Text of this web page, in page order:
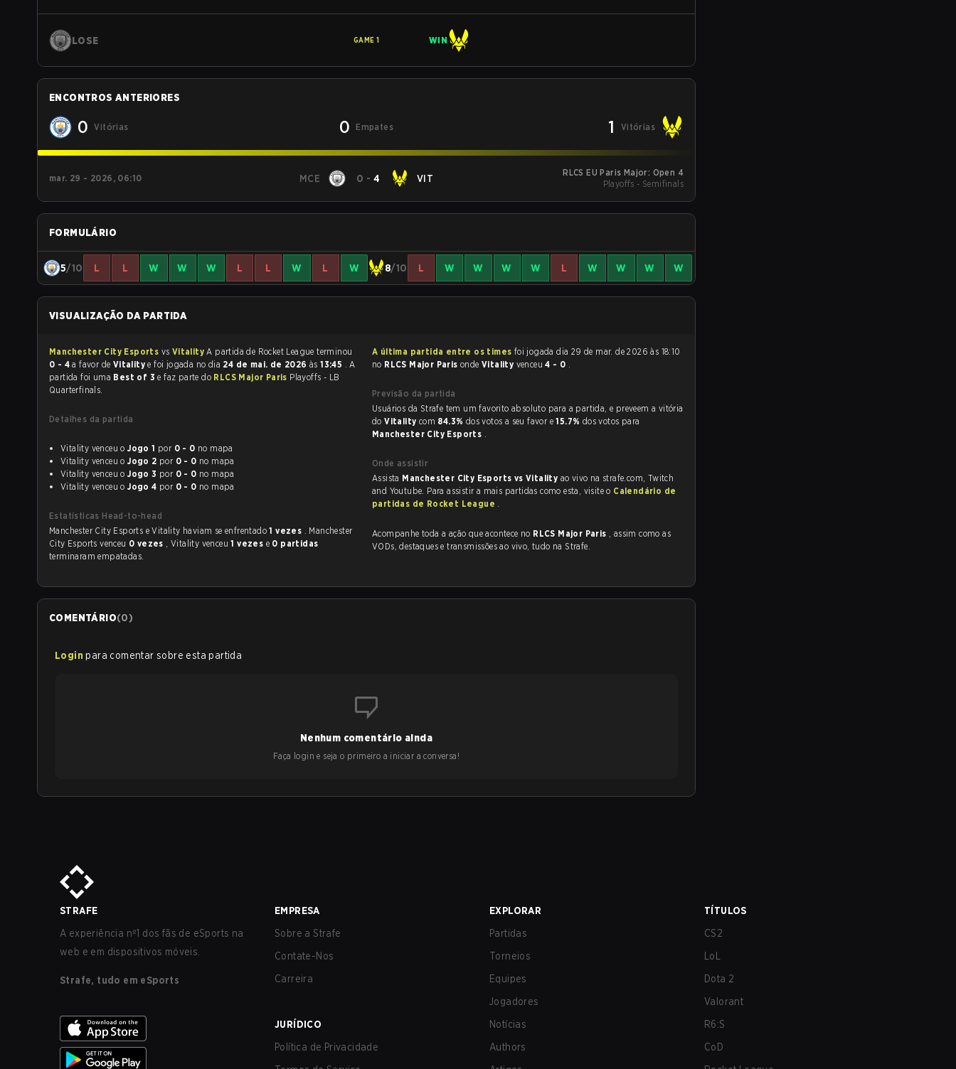
LOSE GAME 1 WIN
ENCONTROS ANTERIORES
0 Vitórias 0 Empates 1 Vitórias
mar. 29 - 2026, 06:10 MCE 0 -4 VIT
RLCS EU Paris Major: Open 4
Playoffs - Semifinals
FORMULÁRIO
5/10 L L W W W L L W L W 8/10 L W W W W L W W W W
VISUALIZAÇÃO DA PARTIDA
Manchester City Esports vs Vitality
A partida de Rocket League terminou
0 - 4 a favor de Vitality e foi jogada no dia 24 de mai. de 2026 às13:45 . A
partida foi uma Best of 3e faz parte do RLCS Major Paris Playoffs - LB
Quarterfinals.
Detalhes da partida
Vitality venceu oJogo 1 por 0 - 0 no mapa
Vitality venceu oJogo 2 por 0 - 0 no mapa
Vitality venceu oJogo 3 por 0 - 0 no mapa
Vitality venceu oJogo 4 por 0 - 0 no mapa
Estatísticas Head-to-head
Manchester City Esports e Vitality haviam se enfrentado1 vezes . Manchester
City Esports venceu 0 vezes , Vitality venceu1 vezes e 0 partidas
terminaram empatadas.
A última partida entre os times
no RLCS Major Paris onde Vitality venceu4 - 0 .
Previsão da partida
Usuários da Strafe tem um favorito absoluto para a partida, e preveem a vitória
doVitality com 84.3% dos votos a seu favor e15.7% dos votos para
Manchester City Esports .
Onde assistir
Assista Manchester City Esports vs Vitality ao vivo na strafe.com, Twitch
and Youtube. Para assistir a mais partidas como esta, visite o Calendário de
partidas de Rocket League .
Acompanhe toda a ação que acontece no RLCS Major Paris , assim como as
VODs, destaques e transmissões ao vivo, tudo na Strafe.
COMENTÁRIO(0)
Login para comentar sobre esta partida
Nenhum comentário ainda
Faça login e seja o primeiro a iniciar a conversa!
STRAFE
A experiência nº1 dos fãs de eSports na
web e em dispositivos móveis.
Strafe, tudo em eSports
EMPRESA
Sobre a Strafe
Contate-Nos
Carreira
JURÍDICO
Política de Privacidade
EXPLORAR
Partidas
Torneios
Equipes
Jogadores
Notícias
Authors
TÍTULOS
CS2
LoL
Dota 2
Valorant
R6:S
CoD